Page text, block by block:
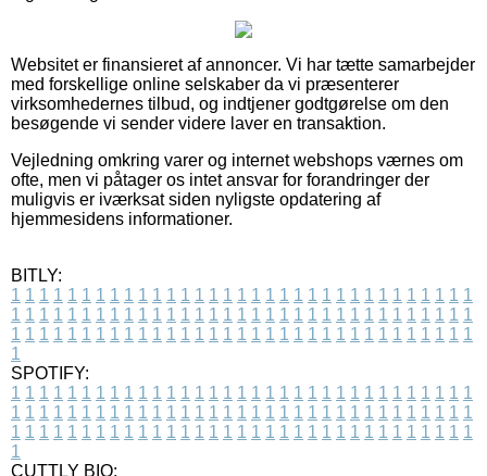
Websitet er finansieret af annoncer. Vi har tætte samarbejder
med forskellige online selskaber da vi præsenterer
virksomhedernes tilbud, og indtjener godtgørelse om den
besøgende vi sender videre laver en transaktion.
Vejledning omkring varer og internet webshops værnes om
ofte, men vi påtager os intet ansvar for forandringer der
muligvis er iværksat siden nyligste opdatering af
hjemmesidens informationer.
BITLY:
1 1 1 1 1 1 1 1 1 1 1 1 1 1 1 1 1 1 1 1 1 1 1 1 1 1 1 1 1 1 1 1 1
1 1 1 1 1 1 1 1 1 1 1 1 1 1 1 1 1 1 1 1 1 1 1 1 1 1 1 1 1 1 1 1 1
1 1 1 1 1 1 1 1 1 1 1 1 1 1 1 1 1 1 1 1 1 1 1 1 1 1 1 1 1 1 1 1 1
1
SPOTIFY:
1 1 1 1 1 1 1 1 1 1 1 1 1 1 1 1 1 1 1 1 1 1 1 1 1 1 1 1 1 1 1 1 1
1 1 1 1 1 1 1 1 1 1 1 1 1 1 1 1 1 1 1 1 1 1 1 1 1 1 1 1 1 1 1 1 1
1 1 1 1 1 1 1 1 1 1 1 1 1 1 1 1 1 1 1 1 1 1 1 1 1 1 1 1 1 1 1 1 1
1
CUTTLY BIO: